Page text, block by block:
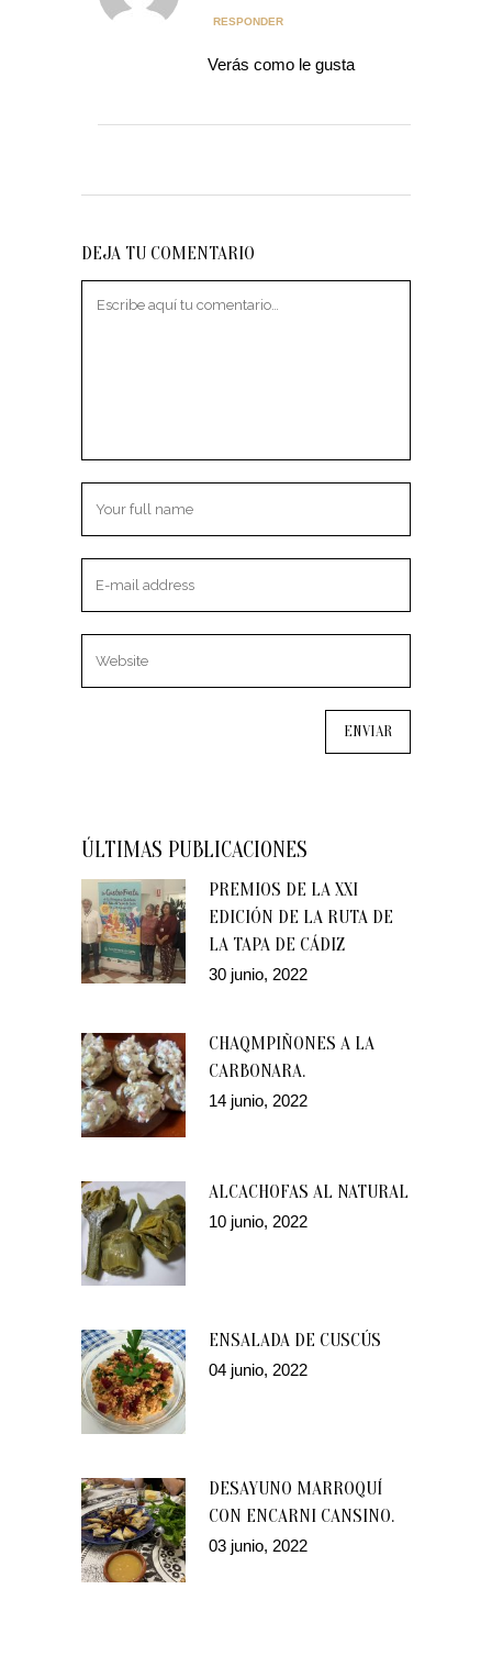
RESPONDER
Verás como le gusta
DEJA TU COMENTARIO
ÚLTIMAS PUBLICACIONES
PREMIOS DE LA XXI
EDICIÓN DE LA RUTA DE
LA TAPA DE CÁDIZ
30 junio, 2022
CHAQMPIÑONES A LA
CARBONARA.
14 junio, 2022
ALCACHOFAS AL NATURAL
10 junio, 2022
ENSALADA DE CUSCÚS
04 junio, 2022
DESAYUNO MARROQUÍ
CON ENCARNI CANSINO.
03 junio, 2022